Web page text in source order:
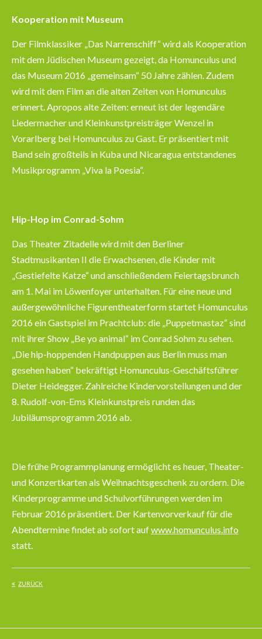
Kooperation mit Museum
Der Filmklassiker „Das Narrenschiff“ wird als Kooperation
mit dem Jüdischen Museum gezeigt, da Homunculus und
das Museum 2016 „gemeinsam“ 50 Jahre zählen. Zudem
wird mit dem Film an die alten Zeiten von Homunculus
erinnert. Apropos alte Zeiten: erneut ist der legendäre
Liedermacher und Kleinkunstpreisträger Wenzel in
Vorarlberg bei Homunculus zu Gast. Er präsentiert mit
Band sein großteils in Kuba und Nicaragua entstandenes
Musikprogramm „Viva la Poesia“.
Hip-Hop im Conrad-Sohm
Das Theater Zitadelle wird mit den Berliner
Stadtmusikanten II die Erwachsenen, die Kinder mit
„Gestiefelte Katze“ und anschließendem Feiertagsbrunch
am 1. Mai im Löwenfoyer unterhalten. Für eine neue und
außergewöhnliche Figurentheaterform startet Homunculus
2016 ein Gastspiel im Prachtclub: die „Puppetmastaz“ sind
mit ihrer Show „Be yo animal“ im Conrad Sohm zu sehen.
„Die hip-hoppenden Handpuppen aus Berlin muss man
gesehen haben“ bekräftigt Homunculus-Geschäftsführer
Dieter Heidegger. Zahlreiche Kindervorstellungen und der
8. Rudolf-von-Ems Kleinkunstpreis runden das
Jubiläumsprogramm 2016 ab.
Die frühe Programmplanung ermöglicht es heuer, Theater-
und Konzertkarten als Weihnachtsgeschenk zu ordern. Die
Kinderprogramme und Schulvorführungen werden im
Februar 2016 präsentiert. Der Kartenvorverkauf für die
Abendtermine findet ab sofort aufwww.homunculus.info
statt.
ZURÜCK